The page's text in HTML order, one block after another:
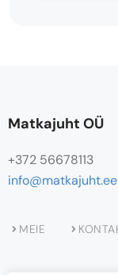
Matkajuht OÜ
+372 56678113
info@matkajuht.ee
MEIE